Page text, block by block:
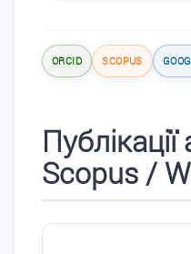
ORCID SCOPUS
Scopus /